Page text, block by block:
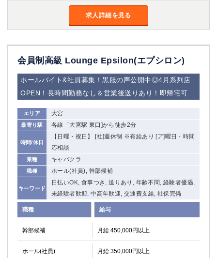
求人詳細を見る
会員制高級 Lounge Epsilon(エプシロン)
ホールバイト&社員募集！黒服の声公開中◎4月系列店
OPEN！長時間勤務なし＆営業後送りあり！即帰宅可
エリア 大宮
最寄り駅 各線「大宮駅 東口]から徒歩2分
時間/休日
【日曜・祝日】 [社]週休制 ※有給あり [ア]曜日・時間
応相談
業種 キャバクラ
職種 ホール(社員), 幹部候補
キーワード
日払いOK, 食事つき, 送りあり, 年齢不問, 経験者優遇,
未経験者歓迎, 中高年歓迎, 交通費支給, 社保完備
職種 給与
幹部候補 月給 450,000円以上
ホール(社員) 月給 350,000円以上